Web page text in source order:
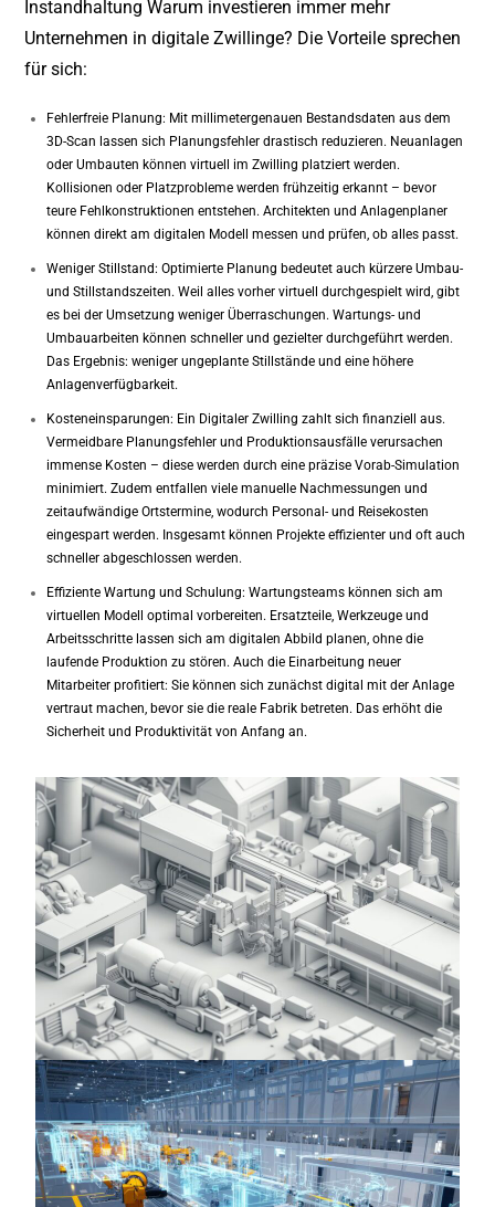
Instandhaltung Warum investieren immer mehr
Unternehmen in digitale Zwillinge? Die Vorteile sprechen
für sich:
Fehlerfreie Planung: Mit millimetergenauen Bestandsdaten aus dem
3D-Scan lassen sich Planungsfehler drastisch reduzieren. Neuanlagen
oder Umbauten können virtuell im Zwilling platziert werden.
Kollisionen oder Platzprobleme werden frühzeitig erkannt – bevor
teure Fehlkonstruktionen entstehen. Architekten und Anlagenplaner
können direkt am digitalen Modell messen und prüfen, ob alles passt.
Weniger Stillstand: Optimierte Planung bedeutet auch kürzere Umbau-
und Stillstandszeiten. Weil alles vorher virtuell durchgespielt wird, gibt
es bei der Umsetzung weniger Überraschungen. Wartungs- und
Umbauarbeiten können schneller und gezielter durchgeführt werden.
Das Ergebnis: weniger ungeplante Stillstände und eine höhere
Anlagenverfügbarkeit.
Kosteneinsparungen: Ein Digitaler Zwilling zahlt sich finanziell aus.
Vermeidbare Planungsfehler und Produktionsausfälle verursachen
immense Kosten – diese werden durch eine präzise Vorab-Simulation
minimiert. Zudem entfallen viele manuelle Nachmessungen und
zeitaufwändige Ortstermine, wodurch Personal- und Reisekosten
eingespart werden. Insgesamt können Projekte effizienter und oft auch
schneller abgeschlossen werden.
Effiziente Wartung und Schulung: Wartungsteams können sich am
virtuellen Modell optimal vorbereiten. Ersatzteile, Werkzeuge und
Arbeitsschritte lassen sich am digitalen Abbild planen, ohne die
laufende Produktion zu stören. Auch die Einarbeitung neuer
Mitarbeiter profitiert: Sie können sich zunächst digital mit der Anlage
vertraut machen, bevor sie die reale Fabrik betreten. Das erhöht die
Sicherheit und Produktivität von Anfang an.